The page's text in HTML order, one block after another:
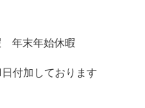
年末年始休暇
付加しております